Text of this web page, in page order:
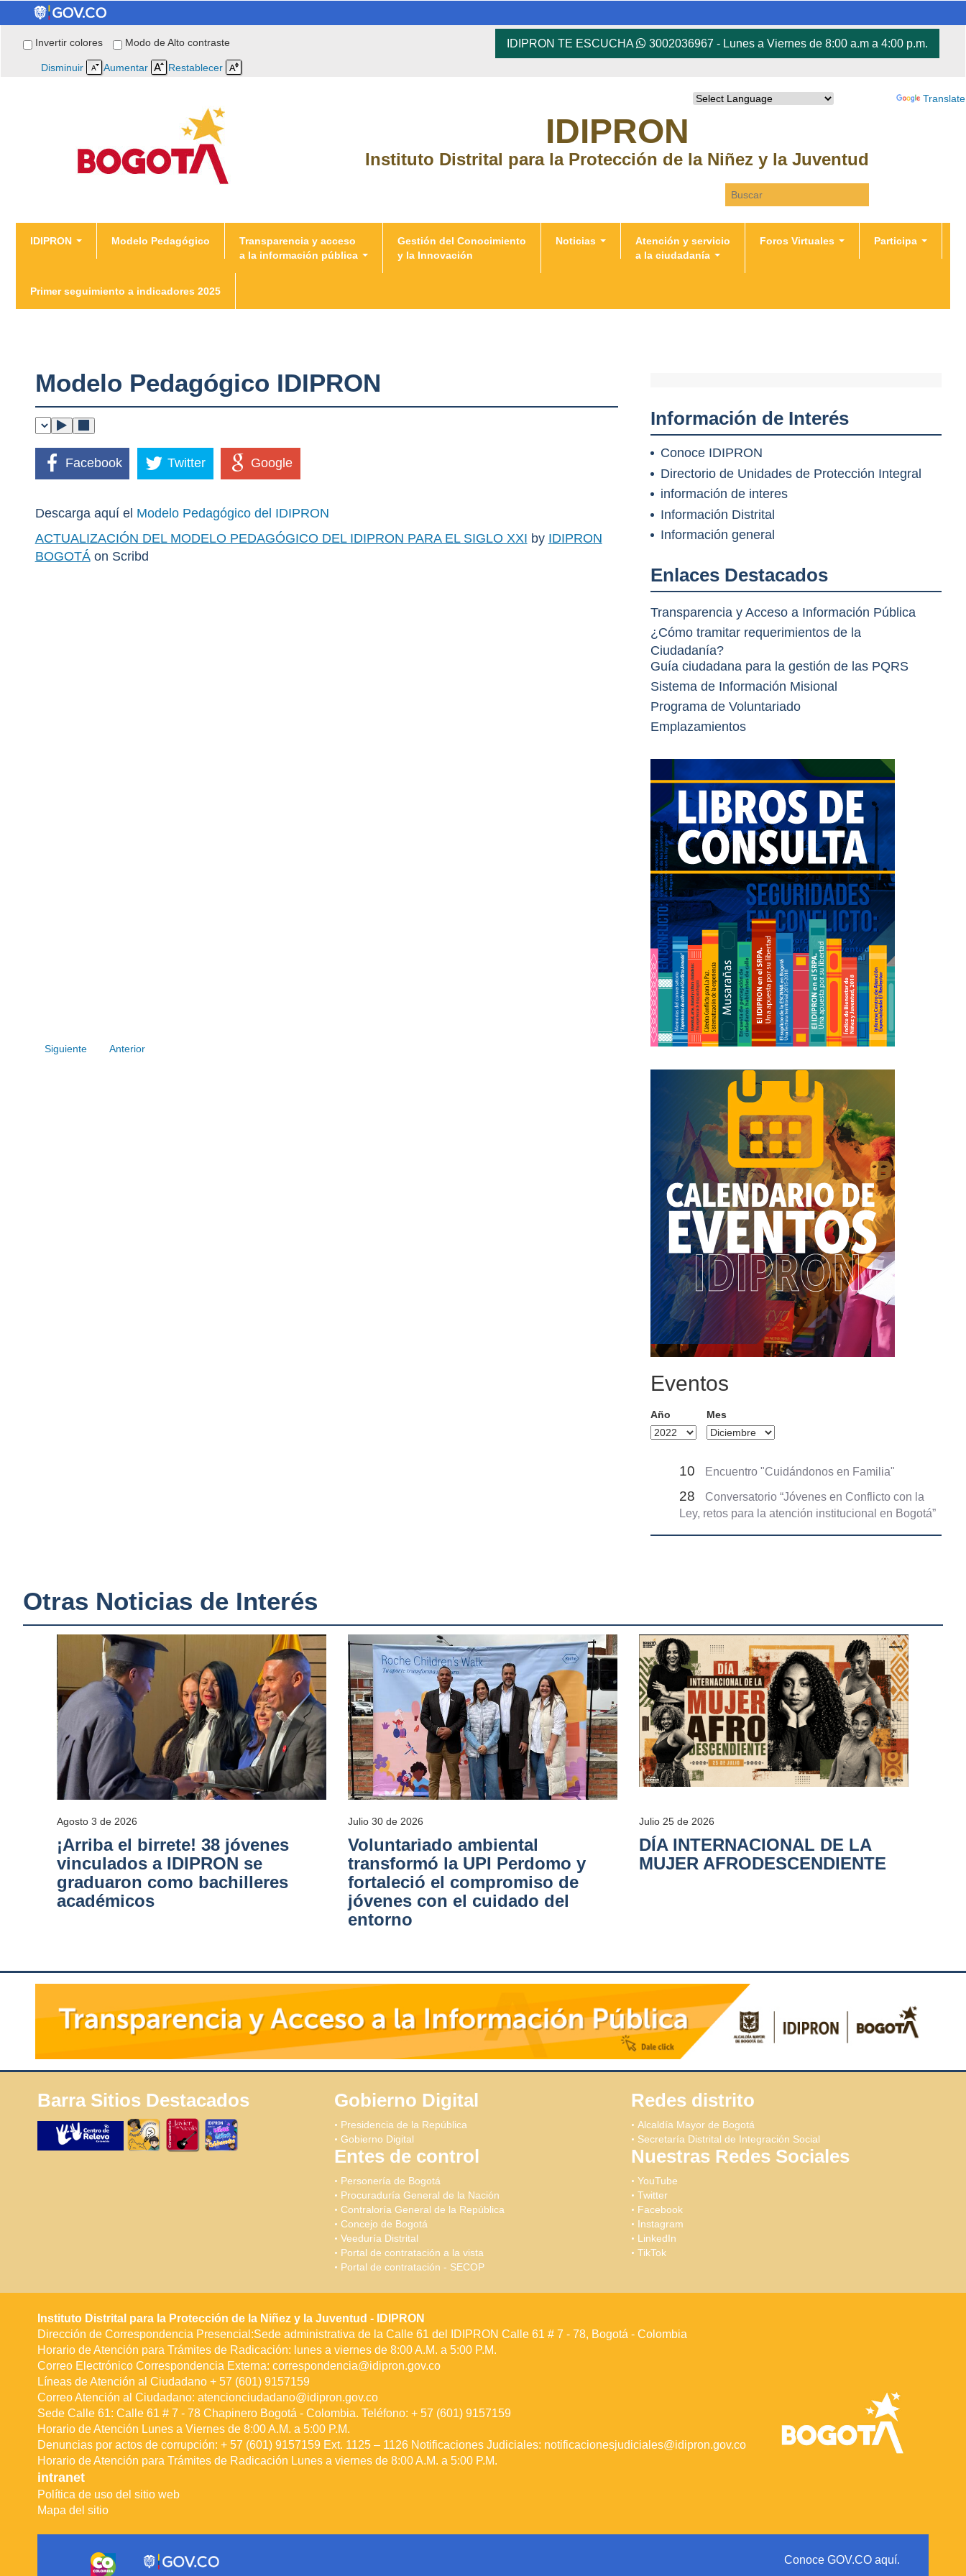
Invertir colores Modo de Alto contraste
Disminuir Aumentar Restablecer
IDIPRON TE ESCUCHA 3002036967 - Lunes a Viernes de 8:00 a.m a 4:00 p.m.
Translate
Search this site
IDIPRON
Instituto Distrital para la Protección de la Niñez y la Juventud
IDIPRON Modelo Pedagógico
Transparencia y acceso
a la información pública
Gestión del Conocimiento
y la Innovación
Noticias
Atención y servicio
a la ciudadanía
Foros Virtuales Participa
Primer seguimiento a indicadores 2025
You are here
Modelo Pedagógico IDIPRON
Facebook Twitter Google
Descarga aquí el Modelo Pedagógico del IDIPRON
ACTUALIZACIÓN DEL MODELO PEDAGÓGICO DEL IDIPRON PARA EL SIGLO XXI by IDIPRON
BOGOTÁon Scribd
Siguiente Anterior
Información de Interés
Conoce IDIPRON
Directorio de Unidades de Protección Integral
información de interes
Información Distrital
Información general
Enlaces Destacados
Transparencia y Acceso a Información Pública
¿Cómo tramitar requerimientos de la
Ciudadanía?
Guía ciudadana para la gestión de las PQRS
Sistema de Información Misional
Programa de Voluntariado
Emplazamientos
Eventos
Año Mes
10 Encuentro "Cuidándonos en Familia"
28
Conversatorio “Jóvenes en Conflicto con la
Ley, retos para la atención institucional en Bogotá”
Otras Noticias de Interés
Agosto 3 de 2026
¡Arriba el birrete! 38 jóvenes
vinculados a IDIPRON se
graduaron como bachilleres
académicos
Julio 30 de 2026
Voluntariado ambiental
transformó la UPI Perdomo y
fortaleció el compromiso de
jóvenes con el cuidado del
entorno
Julio 25 de 2026
DÍA INTERNACIONAL DE LA
MUJER AFRODESCENDIENTE
Barra Sitios Destacados Gobierno Digital
Presidencia de la República
Gobierno Digital
Redes distrito
Alcaldía Mayor de Bogotá
Secretaría Distrital de Integración Social
Entes de control
Personería de Bogotá
Procuraduría General de la Nación
Contraloría General de la República
Concejo de Bogotá
Veeduría Distrital
Portal de contratación a la vista
Portal de contratación - SECOP
Nuestras Redes Sociales
YouTube
Twitter
Facebook
Instagram
LinkedIn
TikTok
Instituto Distrital para la Protección de la Niñez y la Juventud - IDIPRON
Dirección de Correspondencia Presencial:Sede administrativa de la Calle 61 del IDIPRON Calle 61 # 7 - 78, Bogotá - Colombia
Horario de Atención para Trámites de Radicación: lunes a viernes de 8:00 A.M. a 5:00 P.M.
Correo Electrónico Correspondencia Externa: correspondencia@idipron.gov.co
Líneas de Atención al Ciudadano + 57 (601) 9157159
Correo Atención al Ciudadano: atencionciudadano@idipron.gov.co
Sede Calle 61: Calle 61 # 7 - 78 Chapinero Bogotá - Colombia. Teléfono: + 57 (601) 9157159
Horario de Atención Lunes a Viernes de 8:00 A.M. a 5:00 P.M.
Denuncias por actos de corrupción: + 57 (601) 9157159 Ext. 1125 – 1126 Notificaciones Judiciales: notificacionesjudiciales@idipron.gov.co
Horario de Atención para Trámites de Radicación Lunes a viernes de 8:00 A.M. a 5:00 P.M.
intranet
Política de uso del sitio web
Mapa del sitio
Conoce GOV.CO aquí.